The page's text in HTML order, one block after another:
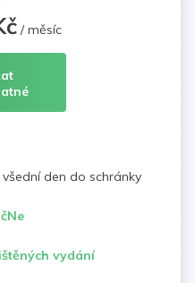
/ měsíc
den do schránky
vydání